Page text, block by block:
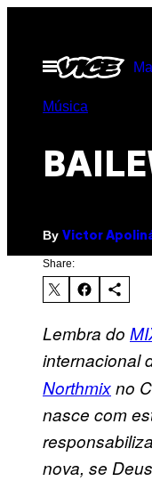
contentOpen
Menu
Música
By Victor
Share:
Lembra do
internacional
Northmixno
nasce com
nova, se